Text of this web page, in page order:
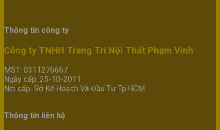
Thông tin công ty
Công ty TNHH Trang Trí Nội Thất Phạm Vinh
MST: 0311276667
Ngày cấp: 25-10-2011
Nơi cấp: Sở Kế Hoạch Và Đầu Tư Tp.HCM
Thông tin liên hệ